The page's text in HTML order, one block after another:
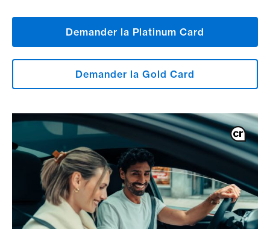
Demander la Platinum Card
Demander la Gold Card